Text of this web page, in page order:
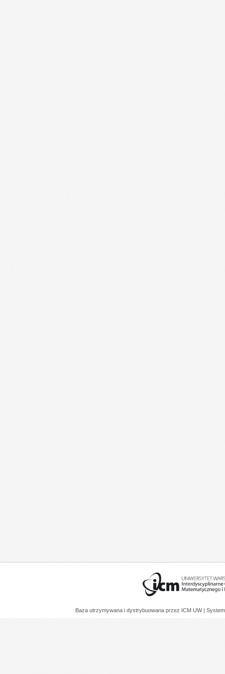
Baza utrzymywana i dystrybuowana przez ICM UW |